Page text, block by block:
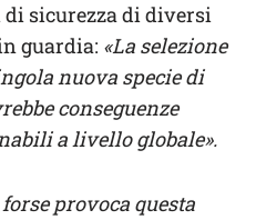
sicurezza di diversi
guardia: «La selezione
nuova specie di
conseguenze
a livello globale».
provoca questa